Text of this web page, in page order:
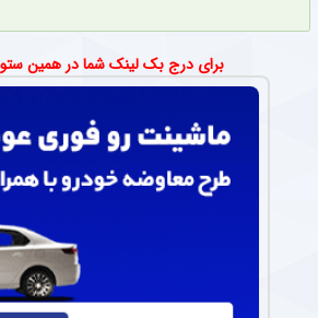
برای درج بک لینک شما در همین